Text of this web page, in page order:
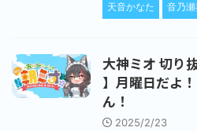
天音かなた 音乃瀬
大神ミオ 切り
】月曜日だよ
ん！
2025/2/23